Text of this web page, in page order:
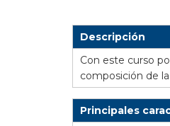
Descripción
Con este curso
composición de
Principales